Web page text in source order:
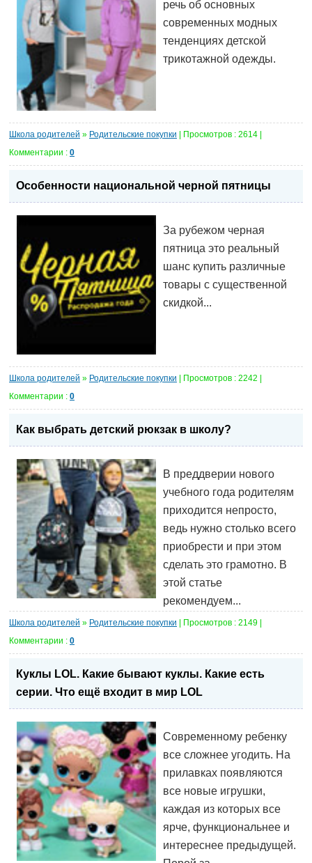
речь об основных
современных модных
тенденциях детской
трикотажной одежды.
Школа родителей » Родительские покупки | Просмотров : 2614 |
Комментарии : 0
Особенности национальной черной пятницы
За рубежом черная
пятница это реальный
шанс купить различные
товары с существенной
скидкой...
Школа родителей » Родительские покупки | Просмотров : 2242 |
Комментарии : 0
Как выбрать детский рюкзак в школу?
В преддверии нового
учебного года родителям
приходится непросто,
ведь нужно столько всего
приобрести и при этом
сделать это грамотно. В
этой статье
рекомендуем...
Школа родителей » Родительские покупки | Просмотров : 2149 |
Комментарии : 0
Куклы LOL. Какие бывают куклы. Какие есть
серии. Что ещё входит в мир LOL
Современному ребенку
все сложнее угодить. На
прилавках появляются
все новые игрушки,
каждая из которых все
ярче, функциональнее и
интереснее предыдущей.